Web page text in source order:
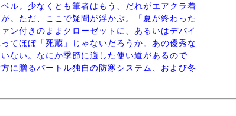
ル。少なくとも筆者はもう、だれがエアクラ着
。ただ、ここで疑問が浮かぶ。「夏が終わった
ン付きのままクローゼットに、あるいはデバイ
てほぼ「死蔵」じゃないだろうか。あの優秀な
ない。なにか季節に適した使い道があるので
に贈るバートル独自の防寒システム、および冬